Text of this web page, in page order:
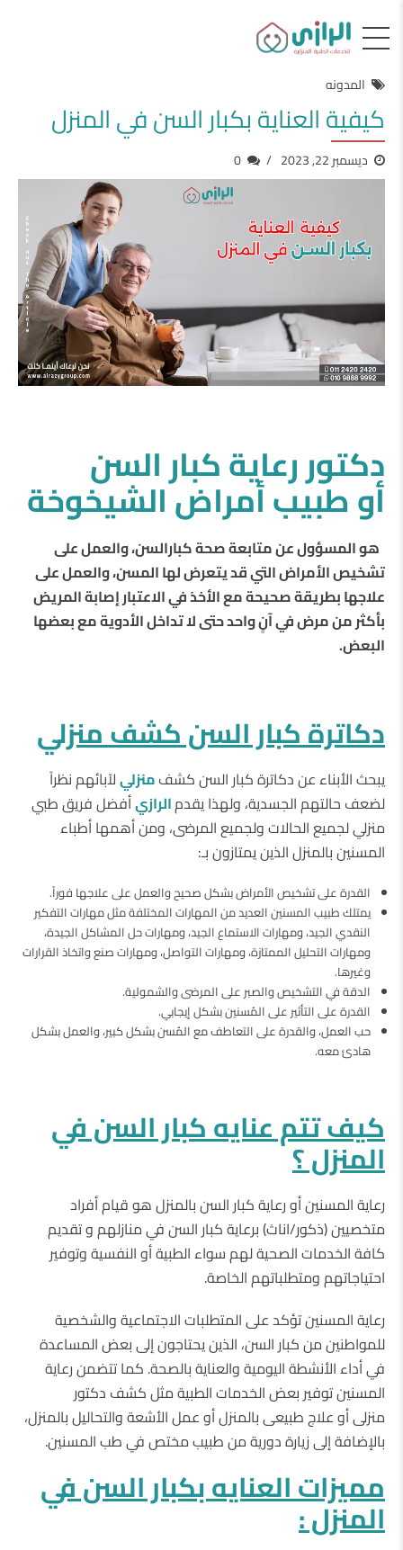
المدونه
كيفية العناية بكبار السن في المنزل
ديسمبر 22, 2023 0
دكتور رعاية كبار السن
أو طبيب أمراض الشيخوخة
هو المسؤول عن متابعة صحة كبارالسن، والعمل على
تشخيص الأمراض التي قد يتعرض لها المسن، والعمل على
علاجها بطريقة صحيحة مع الأخذ في الاعتبار إصابة المريض
بأكثر من مرض في آنٍ واحد حتى لا تداخل الأدوية مع بعضها
البعض.
دكاترة كبار السن كشف منزلي
يبحث الأبناء عن دكاترة كبار السن كشفمنزليلآبائهم نظراً
لضعف حالتهم الجسدية، ولهذا يقدمالرازيأفضل فريق طبي
منزلي لجميع الحالات ولجميع المرضى، ومن أهمها أطباء
المسنين بالمنزل الذين يمتازون بـ:
القدرة على تشخيص الأمراض بشكل صحيح والعمل على علاجها فوراً.
يمتلك طبيب المسنين العديد من المهارات المختلفة مثل مهارات التفكير
النقدي الجيد، ومهارات الاستماع الجيد، ومهارات حل المشاكل الجيدة،
ومهارات التحليل الممتازة، ومهارات التواصل، ومهارات صنع واتخاذ القرارات
وغيرها.
الدقة في التشخيص والصبر على المرضى والشمولية.
القدرة على التأثير على المُسنين بشكل إيجابي.
حب العمل، والقدرة على التعاطف مع المُسن بشكل كبير، والعمل بشكل
هادئ معه.
كيف تتم عنايه كبار السن في
المنزل ؟
رعاية المسنين أو رعاية كبار السن بالمنزل هو قيام أفراد
متخصيين (ذكور/اناث) برعاية كبار السن في منازلهم و تقديم
كافة الخدمات الصحية لهم سواء الطبية أو النفسية وتوفير
احتياجاتهم ومتطلباتهم الخاصة.
رعاية المسنين تؤكد على المتطلبات الاجتماعية والشخصية
للمواطنين من كبار السن، الذين يحتاجون إلى بعض المساعدة
في أداء الأنشطة اليومية والعناية بالصحة. كما تتضمن رعاية
المسنين توفير بعض الخدمات الطبية مثل كشف دكتور
منزلى أو علاج طبيعى بالمنزل أو عمل الأشعة والتحاليل بالمنزل،
بالإضافة إلى زيارة دورية من طبيب مختص في طب المسنين.
مميزات العنايه بكبار السن في
المنزل :